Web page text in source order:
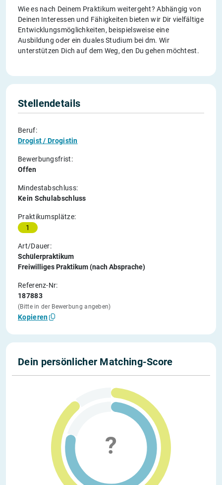
Wie es nach Deinem Praktikum weitergeht? Abhängig von
Deinen Interessen und Fähigkeiten bieten wir Dir vielfältige
Entwicklungsmöglichkeiten, beispielsweise eine
Ausbildung oder ein duales Studium bei dm. Wir
unterstützen Dich auf dem Weg, den Du gehen möchtest.
Stellendetails
Beruf:
Drogist / Drogistin
Bewerbungsfrist:
Offen
Mindestabschluss:
Kein Schulabschluss
Praktikumsplätze:
1
Art/Dauer:
Schülerpraktikum
Freiwilliges Praktikum (nach Absprache)
Referenz-Nr:
187883
(Bitte in der Bewerbung angeben)
Kopieren
Dein persönlicher Matching-Score